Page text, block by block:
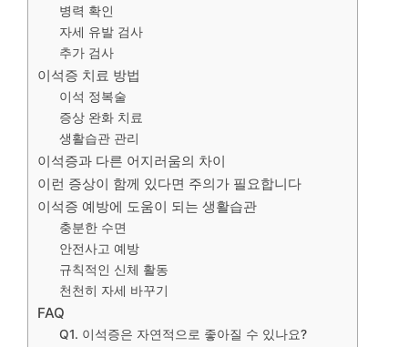
병력 확인
자세 유발 검사
추가 검사
이석증 치료 방법
이석 정복술
증상 완화 치료
생활습관 관리
이석증과 다른 어지러움의 차이
이런 증상이 함께 있다면 주의가 필요합니다
이석증 예방에 도움이 되는 생활습관
충분한 수면
안전사고 예방
규칙적인 신체 활동
천천히 자세 바꾸기
FAQ
Q1. 이석증은 자연적으로 좋아질 수 있나요?